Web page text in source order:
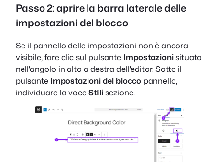
Passo 2: aprire la barra laterale delle
impostazioni del blocco
Se il pannello delle impostazioni non è ancora
visibile, fare clic sul pulsante Impostazionisituato
nell'angolo in alto a destra dell'editor. Sotto il
pulsante Impostazioni del blocco pannello,
individuare la voceStilisezione.